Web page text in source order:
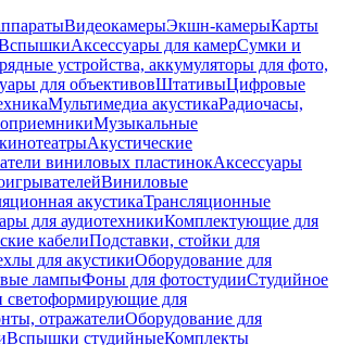
ВидеокамерыЭкшн-камерыКарты
Аксессуары для камерСумки и
устройства, аккумуляторы для фото,
для объективовШтативыЦифровые
Мультимедиа акустикаРадиочасы,
Музыкальные
Акустические
виниловых пластинокАксессуары
Виниловые
акустикаТрансляционные
для аудиотехникиКомплектующие для
кабелиПодставки, стойки для
для акустикиОборудование для
лампыФоны для фотостудииСтудийное
светоформирующие для
отражателиОборудование для
Вспышки студийныеКомплекты